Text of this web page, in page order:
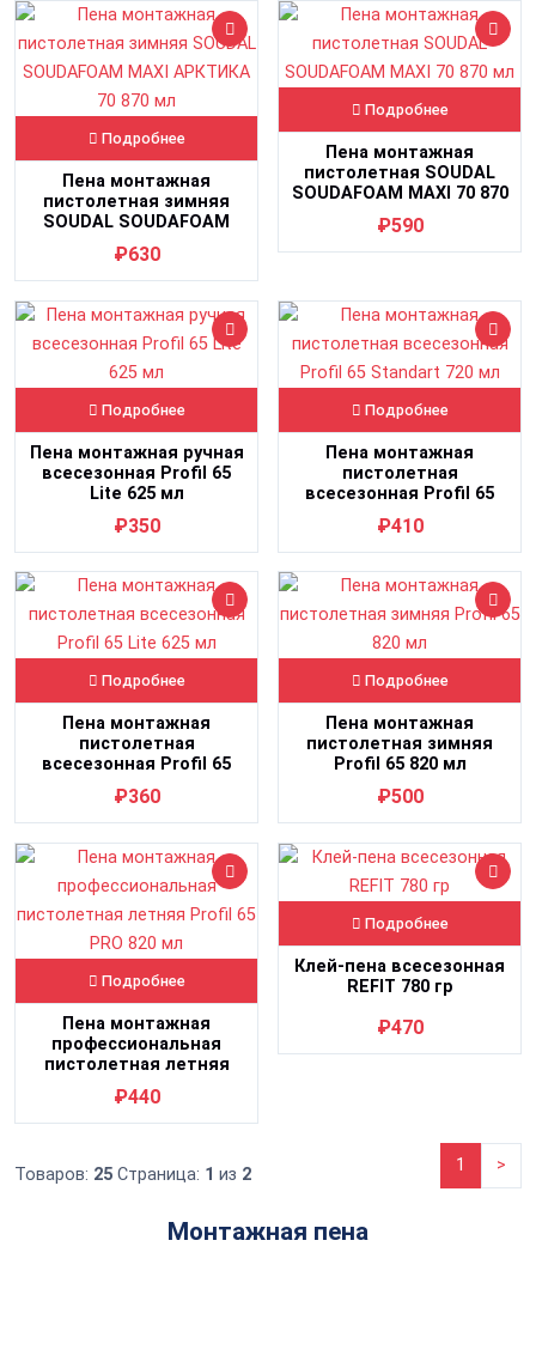
Подробнее
Пена монтажная
пистолетная зимняя
SOUDAL SOUDAFOAM
MAXI АРКТИКА 70 870 мл
₽630
Подробнее
Пена монтажная
пистолетная SOUDAL
SOUDAFOAM MAXI 70 870
мл
₽590
Подробнее
Пена монтажная ручная
всесезонная Profil 65
Lite 625 мл
₽350
Подробнее
Пена монтажная
пистолетная
всесезонная Profil 65
Standart 720 мл
₽410
Подробнее
Пена монтажная
пистолетная
всесезонная Profil 65
Lite 625 мл
₽360
Подробнее
Пена монтажная
пистолетная зимняя
Profil 65 820 мл
₽500
Подробнее
Пена монтажная
профессиональная
пистолетная летняя
Profil 65 PRO 820 мл
₽440
Подробнее
Клей-пена всесезонная
REFIT 780 гр
₽470
Товаров: 25 Страница: 1 из 2 1 >
Монтажная пена